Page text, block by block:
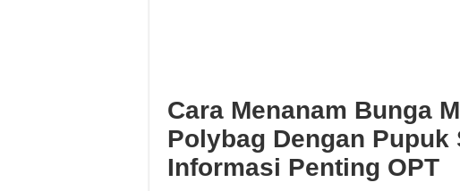
Cara Menanam Bunga
Polybag Dengan Pupuk
Informasi Penting OPT